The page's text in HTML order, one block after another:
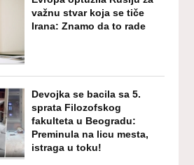
važnu stvar koja se tiče
Irana: Znamo da to rade
Devojka se bacila sa 5.
sprata Filozofskog
fakulteta u Beogradu:
Preminula na licu mesta,
istraga u toku!